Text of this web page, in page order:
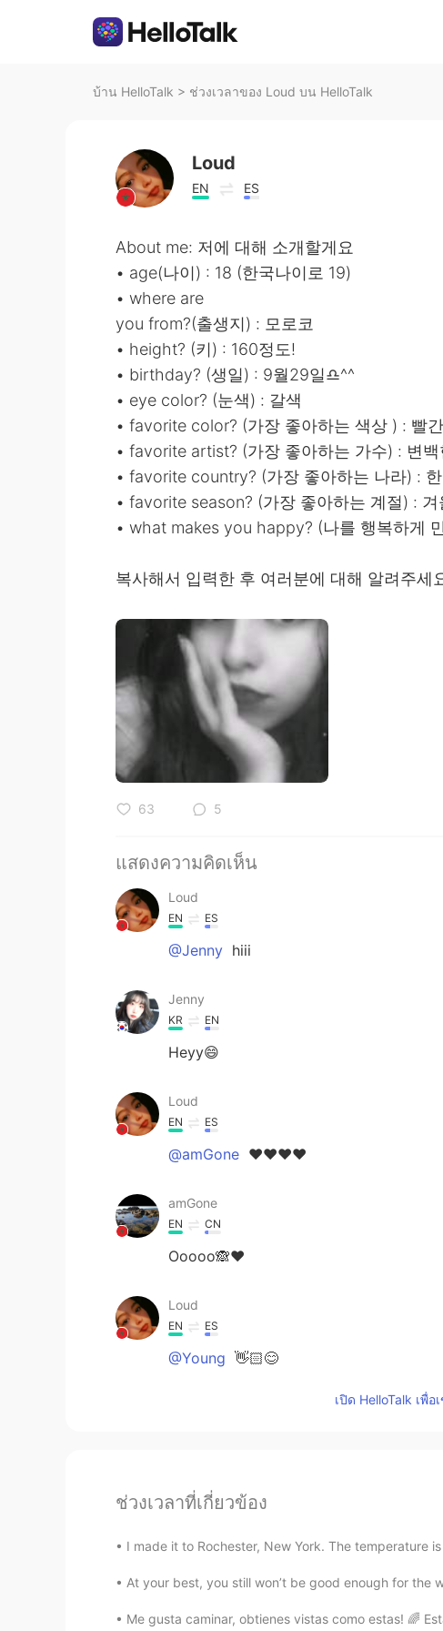
บ้าน HelloTalk > ช่วงเวลาของ Loud บน HelloTalk
Loud
EN ES
About me: 저에 대해 소개할게요
• age(나이) : 18 (한국나이로 19)
• where are
you from?(출생지) : 모로코
• height? (키) : 160정도!
• birthday? (생일) : 9월29일♎^^
• eye color? (눈색) : 갈색
• favorite color? (가장 좋아하는 색상 ) : 빨
• favorite artist? (가장 좋아하는 가수) : 변
• favorite country? (가장 좋아하는 나라) :
• favorite season? (가장 좋아하는 계절) : 겨
• what makes you happy? (나를 행복하게
복사해서 입력한 후 여러분에 대해 알려주세
63 5
แสดงความคิดเห็น
Loud
EN ES
@Jenny hiii
Jenny
KR EN
Heyy😄
Loud
EN ES
@amGone ❤️❤️❤️❤️
amGone
EN CN
Ooooo🙈❤
Loud
EN ES
@Young 👋🏻😊
เปิด HelloTalk เพื่
ช่วงเวลาที่เกี่ยวข้อง
I made it to Rochester, New York. The temperature
At your best, you still won’t be good enough for the
Me gusta caminar, obtienes vistas como estas! 🌈